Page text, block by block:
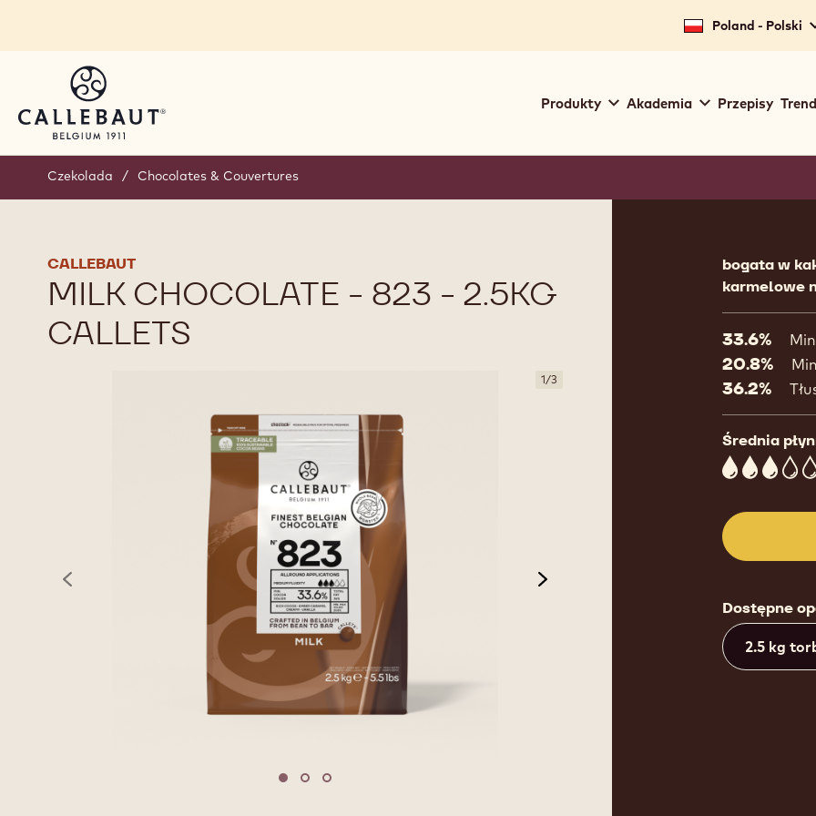
Poland - Polski
navigation
Produkty Akademia Przepisy
Czekolada / Chocolates & Couvertures
CALLEBAUT
MILK CHOCOLATE - 823 - 2.5KG
CALLETS
1/3
previous next
Move to slide 1
Move to slide 2
Move to slide 3
bogata w
karmelowe
33.6%
20.8%
36.2%
Średnia
3
Dostępne
2.5 kg